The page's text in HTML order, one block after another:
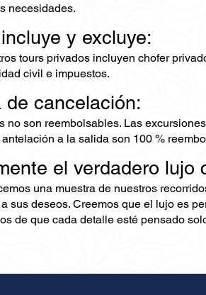
necesidades.
y excluye:
tours privados incluyen chofer
civil e impuestos.
de cancelación:
no son reembolsables. Las
a la salida son 100 %
el verdadero lujo
una muestra de nuestros
sus deseos. Creemos que el lujo es
de que cada detalle esté pensado